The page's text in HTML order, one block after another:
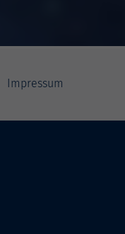
Impressum